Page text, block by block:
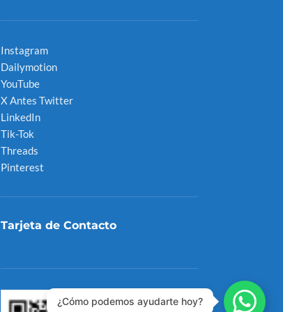
Instagram
Dailymotion
YouTube
X Antes Twitter
LinkedIn
Tik-Tok
Threads
Pinterest
Tarjeta de Contacto
¿Cómo podemos ayudarte hoy?